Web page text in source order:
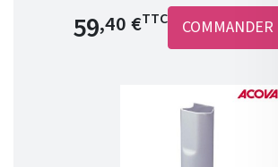
Prix de base
59,40 €TTC COMMANDER